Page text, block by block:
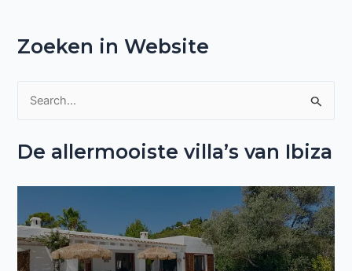
Zoeken in Website
e
a
r
De allermooiste villa’s van Ibiza